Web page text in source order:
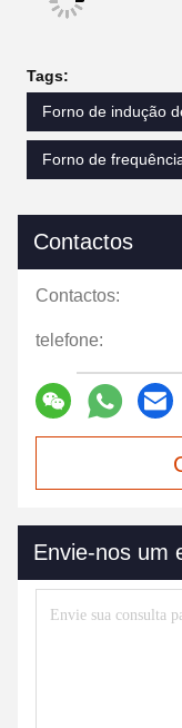
Tags:
Forno de indução
Forno de
Contactos
Contactos:
telefone:
Envie-nos um